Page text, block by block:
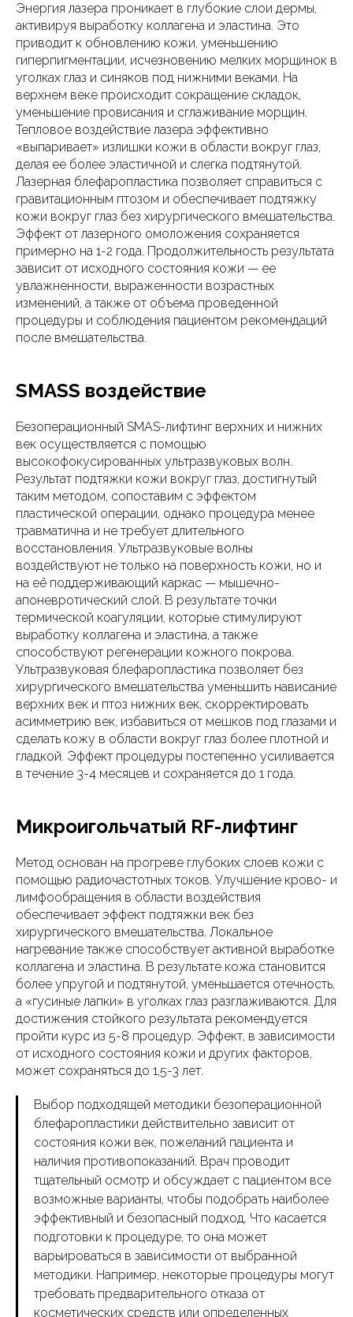
Энергия лазера проникает в глубокие слои дермы,
активируя выработку коллагена и эластина. Это
приводит к обновлению кожи, уменьшению
гиперпигментации, исчезновению мелких морщинок в
уголках глаз и синяков под нижними веками. На
верхнем веке происходит сокращение складок,
уменьшение провисания и сглаживание морщин.
Тепловое воздействие лазера эффективно
«выпаривает» излишки кожи в области вокруг глаз,
делая ее более эластичной и слегка подтянутой.
Лазерная блефаропластика позволяет справиться с
гравитационным птозом и обеспечивает подтяжку
кожи вокруг глаз без хирургического вмешательства.
Эффект от лазерного омоложения сохраняется
примерно на 1-2 года. Продолжительность результата
зависит от исходного состояния кожи — ее
увлажненности, выраженности возрастных
изменений, а также от объема проведенной
процедуры и соблюдения пациентом рекомендаций
после вмешательства.
SMASS воздействие
Безоперационный SMAS-лифтинг верхних и нижних
век осуществляется с помощью
высокофокусированных ультразвуковых волн.
Результат подтяжки кожи вокруг глаз, достигнутый
таким методом, сопоставим с эффектом
пластической операции, однако процедура менее
травматична и не требует длительного
восстановления. Ультразвуковые волны
воздействуют не только на поверхность кожи, но и
на её поддерживающий каркас — мышечно-
апоневротический слой. В результате точки
термической коагуляции, которые стимулируют
выработку коллагена и эластина, а также
способствуют регенерации кожного покрова.
Ультразвуковая блефаропластика позволяет без
хирургического вмешательства уменьшить нависание
верхних век и птоз нижних век, скорректировать
асимметрию век, избавиться от мешков под глазами и
сделать кожу в области вокруг глаз более плотной и
гладкой. Эффект процедуры постепенно усиливается
в течение 3-4 месяцев и сохраняется до 1 года.
Микроигольчатый RF-лифтинг
Метод основан на прогреве глубоких слоев кожи с
помощью радиочастотных токов. Улучшение крово- и
лимфообращения в области воздействия
обеспечивает эффект подтяжки век без
хирургического вмешательства. Локальное
нагревание также способствует активной выработке
коллагена и эластина. В результате кожа становится
более упругой и подтянутой, уменьшается отечность,
а «гусиные лапки» в уголках глаз разглаживаются. Для
достижения стойкого результата рекомендуется
пройти курс из 5-8 процедур. Эффект, в зависимости
от исходного состояния кожи и других факторов,
может сохраняться до 1,5-3 лет.
Выбор подходящей методики безоперационной
блефаропластики действительно зависит от
состояния кожи век, пожеланий пациента и
наличия противопоказаний. Врач проводит
тщательный осмотр и обсуждает с пациентом все
возможные варианты, чтобы подобрать наиболее
эффективный и безопасный подход. Что касается
подготовки к процедуре, то она может
варьироваться в зависимости от выбранной
методики. Например, некоторые процедуры могут
требовать предварительного отказа от
косметических средств или определенных